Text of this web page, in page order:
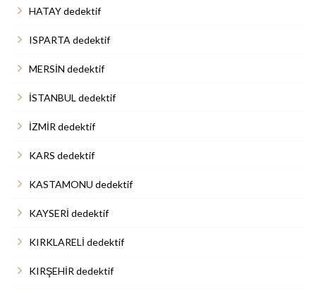
HATAY dedektif
ISPARTA dedektif
MERSİN dedektif
İSTANBUL dedektif
İZMİR dedektif
KARS dedektif
KASTAMONU dedektif
KAYSERİ dedektif
KIRKLARELİ dedektif
KIRŞEHİR dedektif